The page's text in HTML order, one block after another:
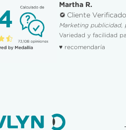
Martha R.
Cliente Verificado
Marketing publicidad,
Variedad y facilidad
♥ recomendaría